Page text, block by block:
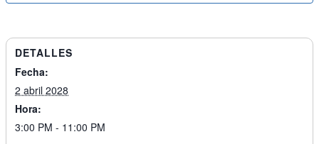
DETALLES
Fecha:
2 abril 2028
Hora:
3:00 PM - 11:00 PM